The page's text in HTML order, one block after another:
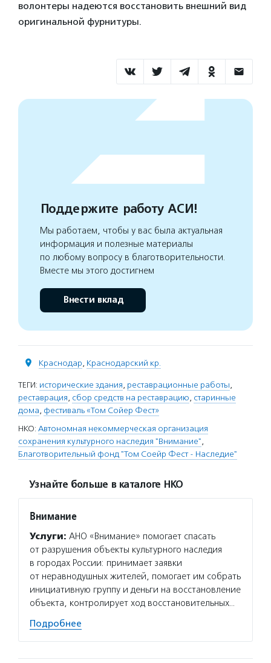
волонтеры надеются восстановить внешний вид
оригинальной фурнитуры.
Поддержите работу АСИ!
Мы работаем, чтобы у вас была актуальная
информация и полезные материалы
по любому вопросу в благотворительности.
Вместе мы этого достигнем
Внести вклад
Краснодар, Краснодарский кр.
ТЕГИ: исторические здания, реставрационные работы,
реставрация, сбор средств на реставрацию, старинные
дома, фестиваль «Том Сойер Фест»
НКО: Автономная некоммерческая организация
сохранения культурного наследия "Внимание",
Благотворительный фонд "Том Соейр Фест - Наследие"
Узнайте больше в каталоге НКО
Внимание
Услуги: АНО «Внимание» помогает спасать
от разрушения объекты культурного наследия
в городах России: принимает заявки
от неравнодушных жителей, помогает им собрать
инициативную группу и деньги на восстановление
объекта, контролирует ход восстановительных…
Подробнее